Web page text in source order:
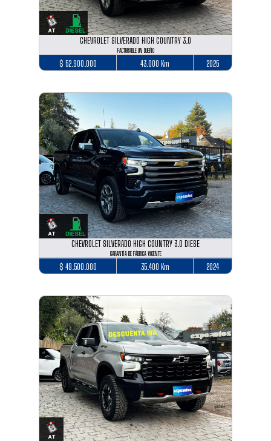
CHEVROLET SILVERADO HIGH COUNTRY 3.0
FACTURABLE UN DUEÑO
$ 52.900.000 43.000 Km 2025
CHEVROLET SILVERADO HIGH COUNTRY 3.0 DIESE
GARANTÍA DE FÁBRICA VIGENTE
$ 49.500.000 35.400 Km 2024